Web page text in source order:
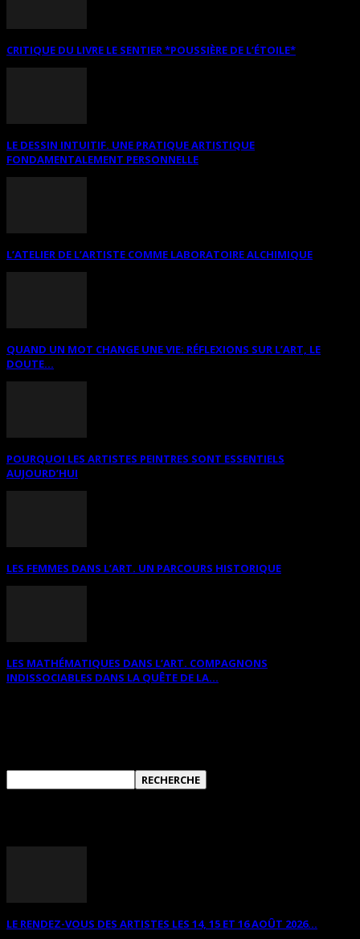
CRITIQUE DU LIVRE LE SENTIER *POUSSIÈRE DE L’ÉTOILE*
LE DESSIN INTUITIF. UNE PRATIQUE ARTISTIQUE
FONDAMENTALEMENT PERSONNELLE
L’ATELIER DE L’ARTISTE COMME LABORATOIRE ALCHIMIQUE
QUAND UN MOT CHANGE UNE VIE: RÉFLEXIONS SUR L’ART, LE
DOUTE...
POURQUOI LES ARTISTES PEINTRES SONT ESSENTIELS
AUJOURD’HUI
LES FEMMES DANS L’ART. UN PARCOURS HISTORIQUE
LES MATHÉMATIQUES DANS L’ART. COMPAGNONS
INDISSOCIABLES DANS LA QUÊTE DE LA...
LE RENDEZ-VOUS DES ARTISTES LES 14, 15 ET 16 AOÛT 2026...